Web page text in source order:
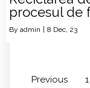
procesul de
By admin 8 Dec, 23
Previous 1